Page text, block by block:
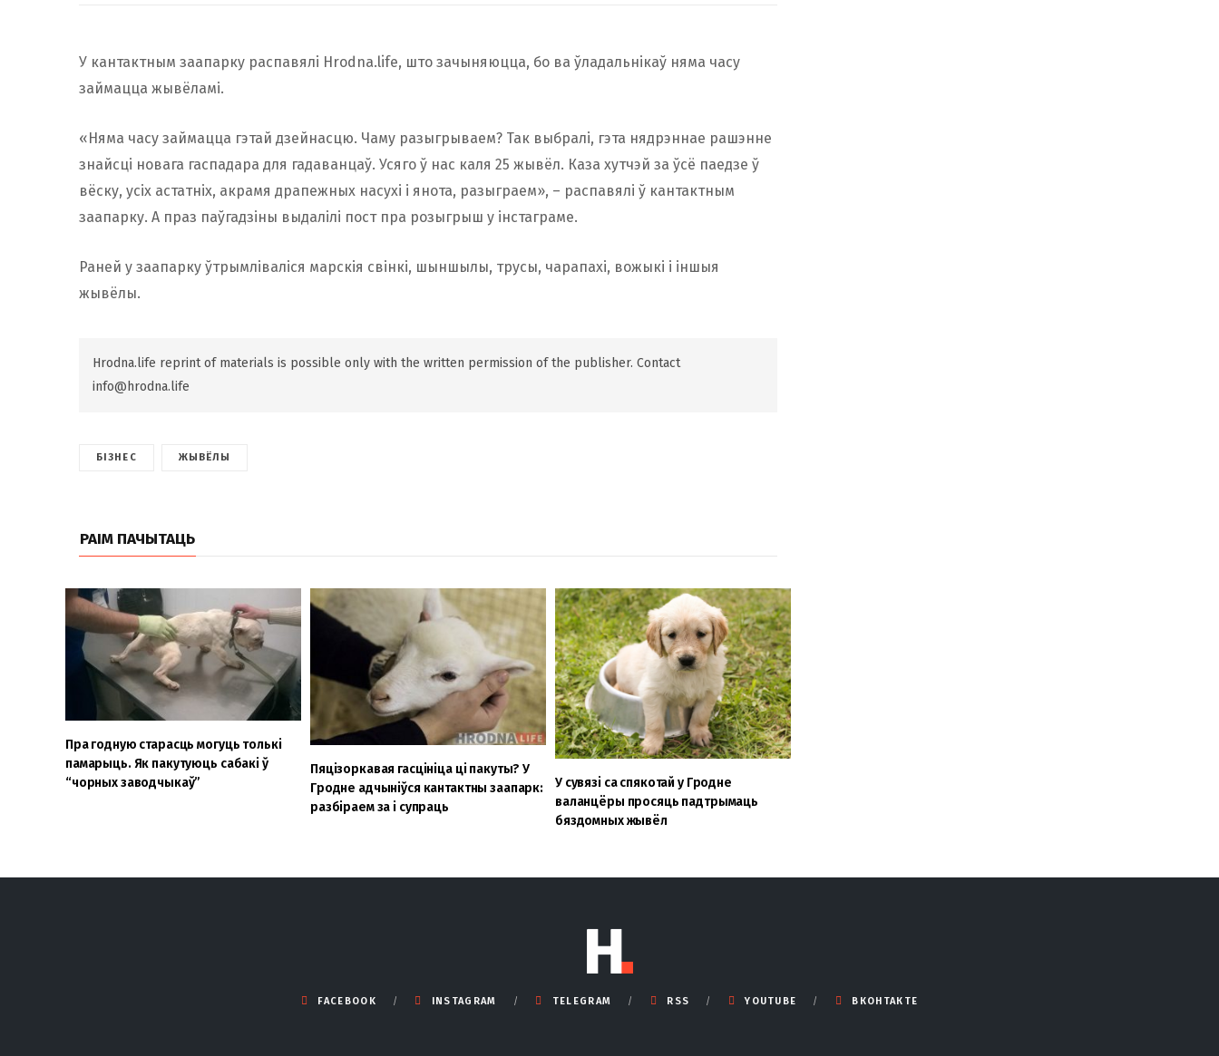
У кантактным заапарку распавялі Hrodna.life, што зачыняюцца, бо ва ўладальнікаў няма часу
займацца жывёламі.
«Няма часу займацца гэтай дзейнасцю. Чаму разыгрываем? Так выбралі, гэта нядрэннае рашэнне
знайсці новага гаспадара для гадаванцаў. Усяго ў нас каля 25 жывёл. Каза хутчэй за ўсё паедзе ў
вёску, усіх астатніх, акрамя драпежных насухі і янота, разыграем», – распавялі ў кантактным
заапарку. А праз паўгадзіны выдалілі пост пра розыгрыш у інстаграме.
Раней у заапарку ўтрымліваліся марскія свінкі, шыншылы, трусы, чарапахі, вожыкі і іншыя
жывёлы.
Hrodna.life reprint of materials is possible only with the written permission of the publisher. Contact
info@hrodna.life
БІЗНЕС ЖЫВЁЛЫ
РАІМ ПАЧЫТАЦЬ
Пра годную старасць могуць толькі
памарыць. Як пакутуюць сабакі ў
“чорных заводчыкаў”
Пяцізоркавая гасцініца ці пакуты? У
Гродне адчыніўся кантактны заапарк:
разбіраем за і супраць
У сувязі са спякотай у Гродне
валанцёры просяць падтрымаць
бяздомных жывёл
FACEBOOK INSTAGRAM TELEGRAM RSS YOUTUBE ВКОНТАКТЕ